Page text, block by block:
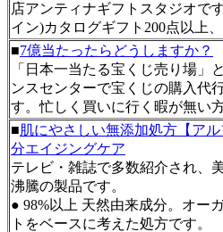
店アンティナギフトスタジオで
イン)カタログギフト200点以上
■7億当たったらどうしますか？
「日本一当たる宝くじ売り場」
ンスセンターで宝くじの購入代
す。忙しく買いに行く暇が無い
■肌にやさしい無添加処方【ア
分エイジングケア
テレビ・雑誌で多数紹介され、
沸騰の製品です。
● 98%以上 天然由来成分。オー
トをベースに考えた処方です。